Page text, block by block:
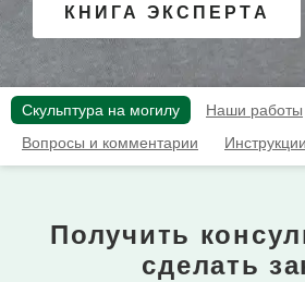
КНИГА ЭКСПЕРТА
Скульптура на могилу
Наши работы
Вопросы и комментарии
Получить
сделать